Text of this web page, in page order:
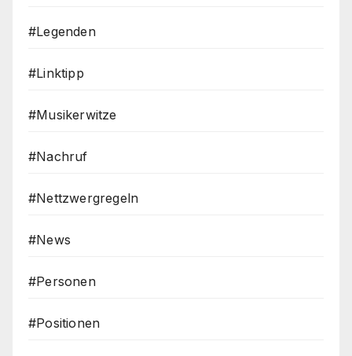
#Legenden
#Linktipp
#Musikerwitze
#Nachruf
#Nettzwergregeln
#News
#Personen
#Positionen